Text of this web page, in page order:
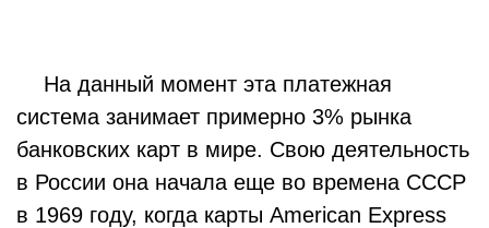
На данный момент эта платежная
система занимает примерно 3% рынка
банковских карт в мире. Свою деятельность
в России она начала еще во времена СССР
в 1969 году, когда карты American Express